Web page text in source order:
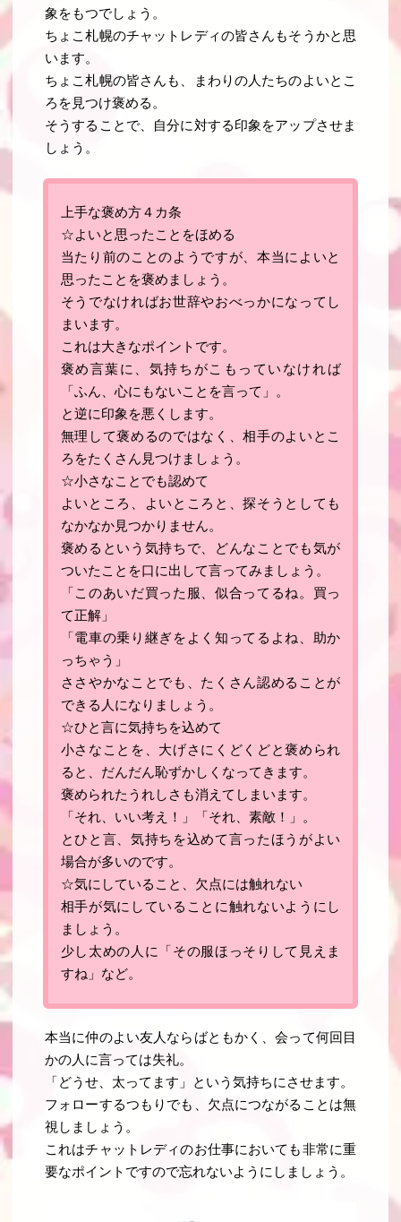
象をもつでしょう 。
ちょこ札幌のチャットレディの皆さんもそうかと思
います。
ちょこ札幌の皆さんも、まわりの人たちのよいとこ
ろを見つけ褒める。
そうすることで、自分に対する印象をアップさせま
しょう。
上手な褒め方４カ条
☆よいと思ったことをほめる
当たり前のことのようですが、本当によいと
思ったことを褒めましょう。
そうでなければお世辞やおべっかになってし
まいます。
これは大きなポイントです。
褒め言葉に、気持ちがこもっていなければ
「ふん、心にもないことを言って」。
と逆に印象を悪くします。
無理して褒めるのではなく、相手のよいとこ
ろをたくさん見つけましょう。
☆小さなことでも認めて
よいところ、よいところと、探そうとしても
なかなか見つかりません。
褒めるという気持ちで、どんなことでも気が
ついたことを口に出して言ってみましょう。
「このあいだ買った服、似合ってるね。買っ
て正解」
「電車の乗り継ぎをよく知ってるよね、助か
っちゃう」
ささやかなことでも、たくさん認めることが
できる人になりましょう。
☆ひと言に気持ちを込めて
小さなことを、大げさにくどくどと褒められ
ると、だんだん恥ずかしくなってきます。
褒められたうれしさも消えてしまいます。
「それ、いい考え！」「それ、素敵！」。
とひと言、気持ちを込めて言ったほうがよい
場合が多いのです。
☆気にしていること、欠点には触れない
相手が気にしていることに触れないようにし
ましょう。
少し太めの人に「その服ほっそりして見えま
すね」など。
本当に仲のよい友人ならばともかく、会って何回目
かの人に言っては失礼。
「どうせ、太ってます」という気持ちにさせます。
フォローするつもりでも、欠点につながることは無
視しましょう 。
これはチャットレディのお仕事においても非常に重
要なポイントですので忘れないようにしましょう。